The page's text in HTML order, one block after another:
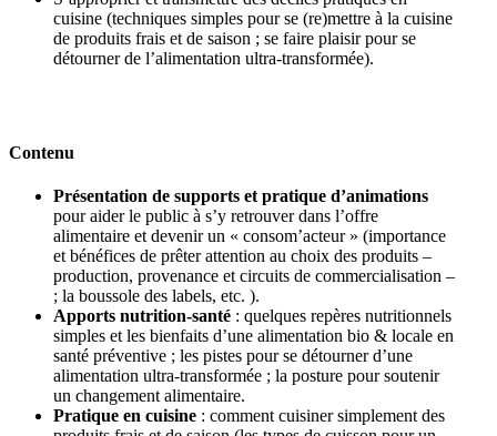
cuisine (techniques simples pour se (re)mettre à la cuisine
de produits frais et de saison ; se faire plaisir pour se
détourner de l’alimentation ultra-transformée).
Contenu
Présentation de supports et pratique d’animations
pour aider le public à s’y retrouver dans l’offre
alimentaire et devenir un « consom’acteur » (importance
et bénéfices de prêter attention au choix des produits –
production, provenance et circuits de commercialisation –
; la boussole des labels, etc. ).
Apports nutrition-santé : quelques repères nutritionnels
simples et les bienfaits d’une alimentation bio & locale en
santé préventive ; les pistes pour se détourner d’une
alimentation ultra-transformée ; la posture pour soutenir
un changement alimentaire.
Pratique en cuisine : comment cuisiner simplement des